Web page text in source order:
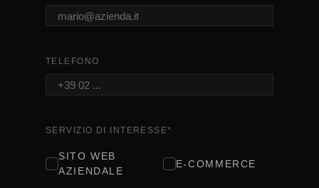
TELEFONO
SERVIZIO DI INTERESSE*
SITO WEB
AZIENDALE
E-COMMERCE